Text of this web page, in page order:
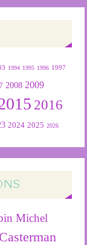
1994 1995 1996 1997
2008 2009
2016
2024 2025 2026
Michel
Casterman